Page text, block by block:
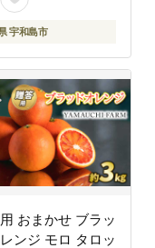
単調理 冷凍食品
産地直送 国産 愛
宇和島市
おまかせ ブラッ
レンジ モロ タロッ